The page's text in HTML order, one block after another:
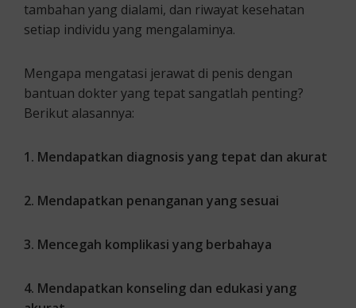
tambahan yang dialami, dan riwayat kesehatan
setiap individu yang mengalaminya.
Mengapa mengatasi jerawat di penis dengan
bantuan dokter yang tepat sangatlah penting?
Berikut alasannya:
1. Mendapatkan diagnosis yang tepat dan akurat
2. Mendapatkan penanganan yang sesuai
3. Mencegah komplikasi yang berbahaya
4. Mendapatkan konseling dan edukasi yang